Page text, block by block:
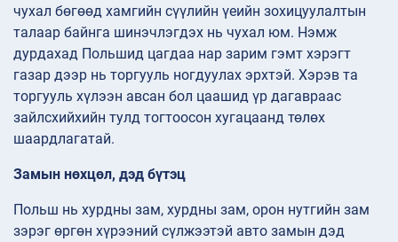
чухал бөгөөд хамгийн сүүлийн үеийн зохицуулалтын
талаар байнга шинэчлэгдэх нь чухал юм. Нэмж
дурдахад Польшид цагдаа нар зарим гэмт хэрэгт
газар дээр нь торгууль ногдуулах эрхтэй. Хэрэв та
торгууль хүлээн авсан бол цаашид үр дагавраас
зайлсхийхийн тулд тогтоосон хугацаанд төлөх
шаардлагатай.
Замын нөхцөл, дэд бүтэц
Польш нь хурдны зам, хурдны зам, орон нутгийн зам
зэрэг өргөн хүрээний сүлжээтэй авто замын дэд